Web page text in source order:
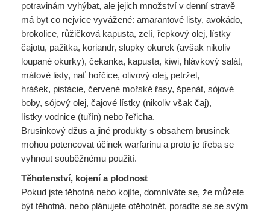
potravinám vyhýbat, ale jejich množství v denní stravě
má byt co nejvíce vyvážené: amarantové listy, avokádo,
brokolice, růžičková kapusta, zelí, řepkový olej, lístky
čajotu, pažitka, koriandr, slupky okurek (avšak nikoliv
loupané okurky), čekanka, kapusta, kiwi, hlávkový salát,
mátové listy, nať hořčice, olivový olej, petržel,
hrášek, pistácie, červené mořské řasy, špenát, sójové
boby, sójový olej, čajové lístky (nikoliv však čaj),
lístky vodnice (tuřín) nebo řeřicha.
Brusinkový džus a jiné produkty s obsahem brusinek
mohou potencovat účinek warfarinu a proto je třeba se
vyhnout souběžnému použití.
Těhotenství, kojení a plodnost
Pokud jste těhotná nebo kojíte, domníváte se, že můžete
být těhotná, nebo plánujete otěhotnět, poraďte se se svým